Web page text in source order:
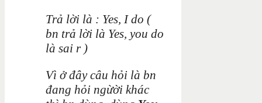
Trả lời là : Yes, I do (
bn trả lời là Yes, you do
là sai r )
Vì ở đây câu hỏi là bn
đang hỏi ngừời khác